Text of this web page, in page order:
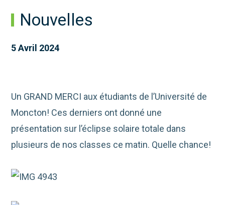
Nouvelles
5 Avril 2024
Un GRAND MERCI aux étudiants de l’Université de
Moncton! Ces derniers ont donné une
présentation sur l’éclipse solaire totale dans
plusieurs de nos classes ce matin. Quelle chance!